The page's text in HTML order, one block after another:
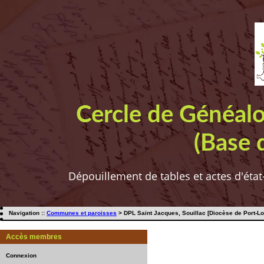
Cercle de
(Base
Dépouillement de tables et actes
Navigation :: Communes et paroisses > DPL Saint Jacques, Souillac [Diocèse de Port-
Accès membres
Connexion